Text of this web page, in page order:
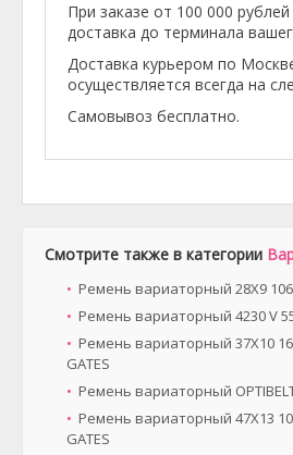
При заказе от 100 000
доставка до терминала
Доставка курьером по
осуществляется всегда на
Самовывоз бесплатно.
Смотрите также в категории
Ремень вариаторный 28X9 1060
Ремень вариаторный 4230 V
Ремень вариаторный 37X10
GATES
Ремень вариаторный
Ремень вариаторный 47X13
GATES